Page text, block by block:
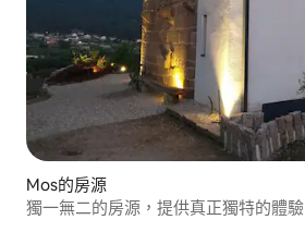
Mos的房源
獨一無二的房源，提供真正獨特的體驗